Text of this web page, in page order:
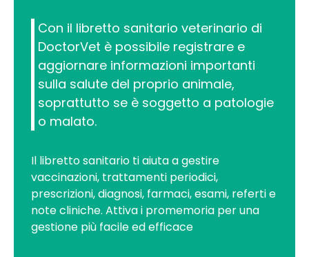
Con il libretto sanitario veterinario di
DoctorVet è possibile registrare e
aggiornare informazioni importanti
sulla salute del proprio animale,
soprattutto se è soggetto a patologie
o malato.
Il libretto sanitario ti aiuta a gestire
vaccinazioni, trattamenti periodici,
prescrizioni, diagnosi, farmaci, esami, referti e
note cliniche. Attiva i promemoria per una
gestione più facile ed efficace